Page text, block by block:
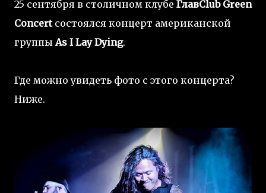
25 сентября в столичном клубе ГлавClub Green
Concertсостоялся концерт американской
группы As I Lay Dying.
Где можно увидеть фото с этого концерта?
Ниже.